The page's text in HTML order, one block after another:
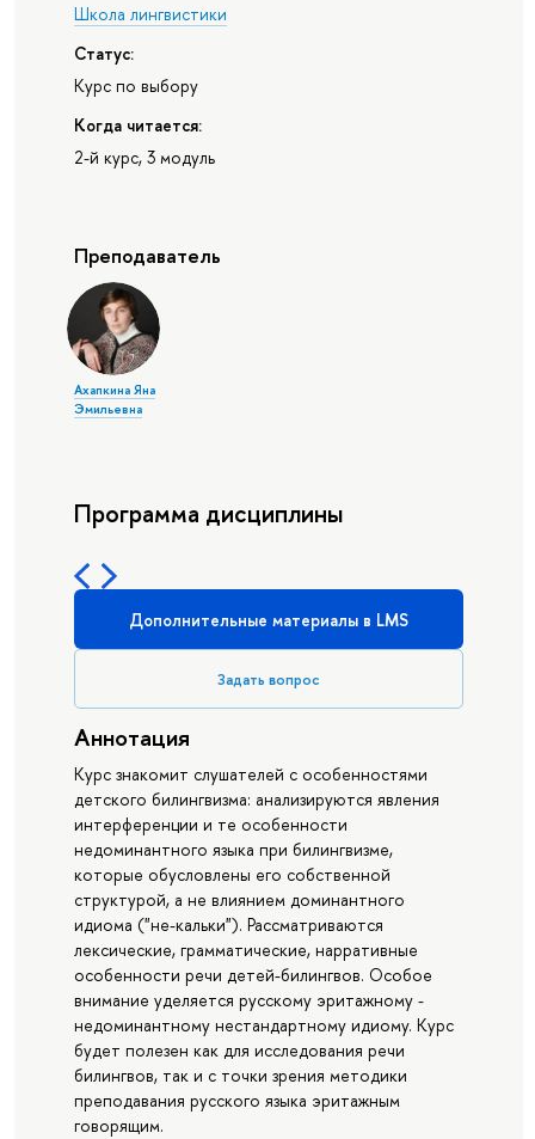
Школа лингвистики
Статус:
Курс по выбору
Когда читается:
2-й курс, 3 модуль
Преподаватель
Ахапкина Яна
Эмильевна
Программа дисциплины
Дополнительные материалы в LMS
Задать вопрос
Аннотация
Курс знакомит слушателей с особенностями
детского билингвизма: анализируются явления
интерференции и те особенности
недоминантного языка при билингвизме,
которые обусловлены его собственной
структурой, а не влиянием доминантного
идиома ("не-кальки"). Рассматриваются
лексические, грамматические, нарративные
особенности речи детей-билингвов. Особое
внимание уделяется русскому эритажному -
недоминантному нестандартному идиому. Курс
будет полезен как для исследования речи
билингвов, так и с точки зрения методики
преподавания русского языка эритажным
говорящим.